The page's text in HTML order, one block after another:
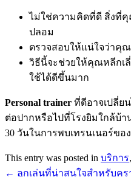
ไม่ใช่ความคิดที่ดี สิ่งที่คุ
ปลอม
ตรวจสอบให้แน่ใจว่าคุ
วิธีนี้จะช่วยให้คุณหลีกเลี่
ใช้ได้ดีขึ้นมาก
Personal trainer ที่ดีอาจเปลี่ย
ต่อปากหรือไปที่โรงยิมใกล้บ้
30 วันในการพบเทรนเนอร์
This entry was posted in บริการ,
← ลูกเล่นที่น่าสนใจสำหรับคร